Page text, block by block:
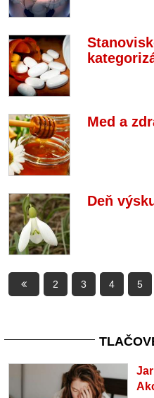
Med a
Deň
2 3 4 5